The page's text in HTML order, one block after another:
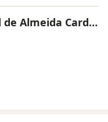
Dr. Roberto Ronald de Almeida Cardoso